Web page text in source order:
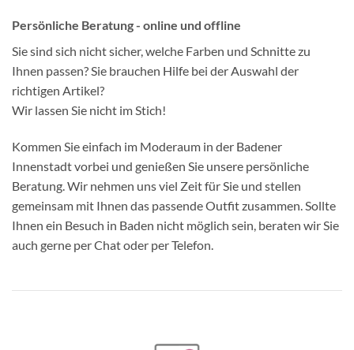
Persönliche Beratung - online und offline
Sie sind sich nicht sicher, welche Farben und Schnitte zu
Ihnen passen? Sie brauchen Hilfe bei der Auswahl der
richtigen Artikel?
Wir lassen Sie nicht im Stich!
Kommen Sie einfach im Moderaum in der Badener
Innenstadt vorbei und genießen Sie unsere persönliche
Beratung. Wir nehmen uns viel Zeit für Sie und stellen
gemeinsam mit Ihnen das passende Outfit zusammen. Sollte
Ihnen ein Besuch in Baden nicht möglich sein, beraten wir Sie
auch gerne per Chat oder per Telefon.